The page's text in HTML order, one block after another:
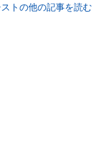
ます。毎日トレン
トの他の記事を読む